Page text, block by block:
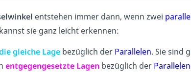
entstehen immer dann, wenn zwei
sie ganz leicht erkennen:
gleiche Lagebezüglich der Parallelen. Sie sind
entgegengesetzte Lagen bezüglich der Parallelen